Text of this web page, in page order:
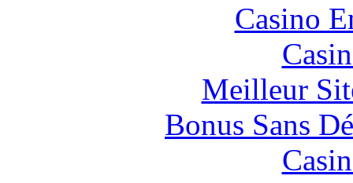
Casino
Meilleur
Bonus Sans